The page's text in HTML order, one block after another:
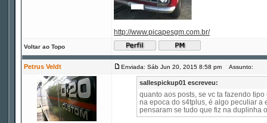
http://www.picapesgm.com.br/
Voltar ao Topo
Petrus Veldt Enviada: Sáb Jun 20, 2015 8:58 pm Assunto:
sallespickup01 escreveu:
quanto aos posts, se vc ta fazendo
na epoca do s4tplus, é algo peculiar a
pensaram se tudo que fiz na duplinha